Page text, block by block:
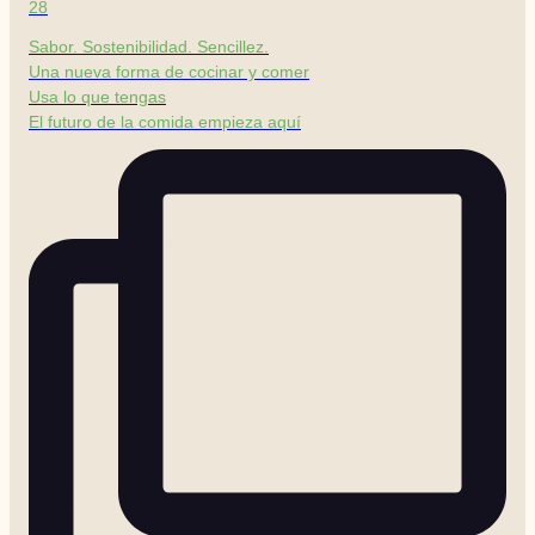
28
Sabor. Sostenibilidad. Sencillez.
Una nueva forma de cocinar y comer
Usa lo que tengas
El futuro de la comida empieza aquí